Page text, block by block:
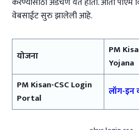
वेबसाईट सुरु झालेली आहे.
योजना
PM
Yojana
PM Kisan-CSC Login
Portal
लॉग-इन